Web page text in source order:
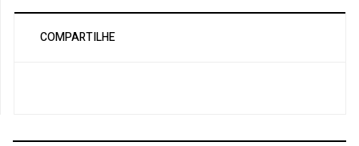
COMPARTILHE